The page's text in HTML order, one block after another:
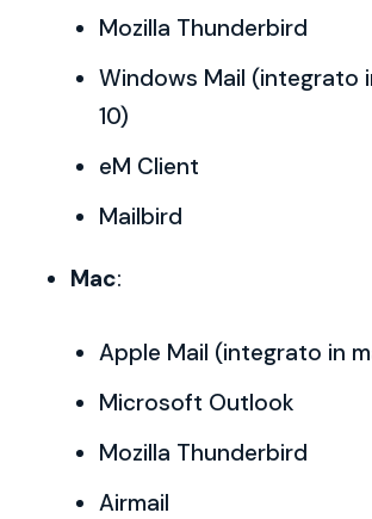
Mozilla Thunderbird
Windows Mail (integrato
10)
eM Client
Mailbird
Mac:
Apple Mail (integrato in
Microsoft Outlook
Mozilla Thunderbird
Airmail